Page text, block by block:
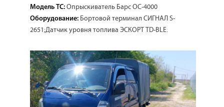
Модель ТС: Опрыскиватель Барс ОС-4000
Оборудование: Бортовой терминал СИГНАЛ S-
2651;Датчик уровня топлива ЭСКОРТ TD-BLE.